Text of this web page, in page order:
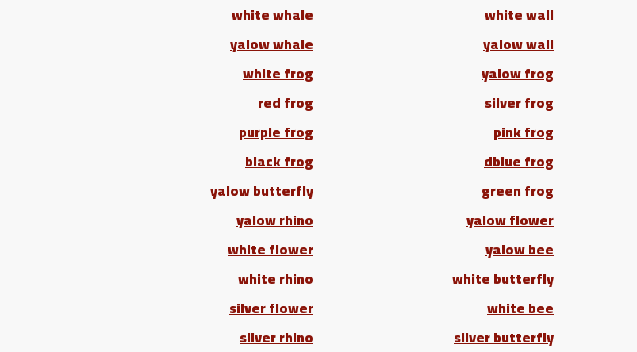
white wall
white whale
yalow wall
yalow whale
yalow frog
white frog
silver frog
red frog
pink frog
purple frog
dblue frog
black frog
green frog
yalow butterfly
yalow flower
yalow rhino
yalow bee
white flower
white butterfly
white rhino
white bee
silver flower
silver butterfly
silver rhino